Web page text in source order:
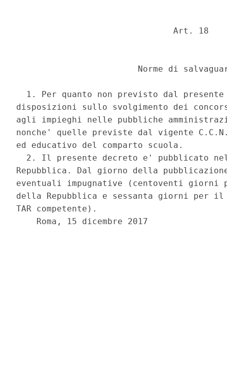
                               Art. 18
Norme di
1. Per quanto non previsto dal
disposizioni sullo svolgimento dei
agli impieghi nelle pubbliche
nonche' quelle previste dal vigente
ed educativo del comparto scuola.
2. Il presente decreto e' pubblicato
Repubblica. Dal giorno della
eventuali impugnative (centoventi
della Repubblica e sessanta giorni per
TAR competente).
    Roma, 15 dicembre 2017